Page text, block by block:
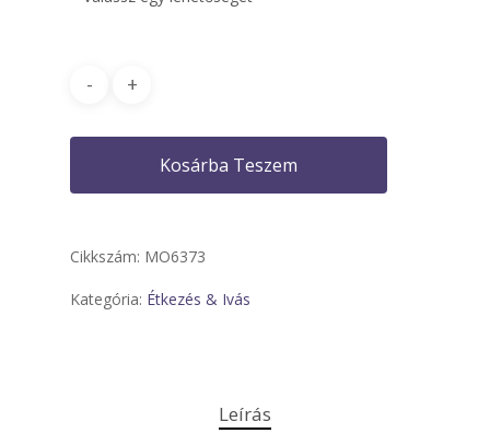
Kosárba Teszem
Cikkszám: MO6373
Kategória: Étkezés & Ivás
Leírás